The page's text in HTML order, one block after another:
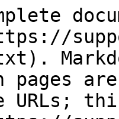
pages
URLs;